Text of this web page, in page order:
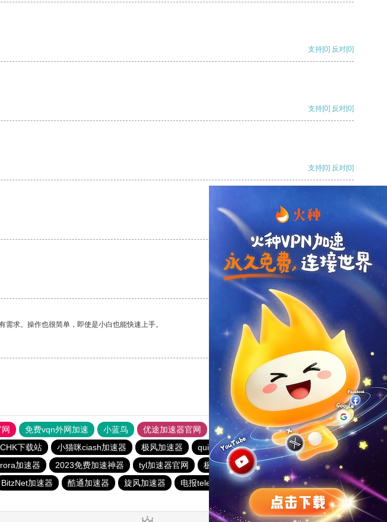
支持[0] 反对[0]
支持[0] 反对[0]
支持[0] 反对[0]
反对
求。操作也很简单，即使是小白也能快速上手。
反对[0]
免费vqn外网加速 小蓝鸟 优途加速器官网 风驰加速器 旋风加速器
八戒看书
CHK下载站 小猫咪ciash加速器 极风加速器 quickq 书游下载站
俺来买下载站
加速器 2023免费加速神器 tyl加速器官网 极光vqn官网 极光加速器
西柚加速器
BitzNet加速器 酷通加速器 旋风加速器 电报telegeram加速器
暴雪加速器vp